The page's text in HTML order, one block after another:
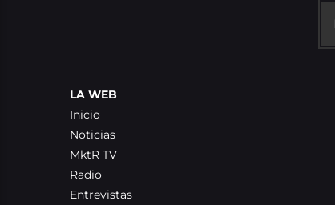
LA WEB
Inicio
Noticias
MktR TV
Radio
Entrevistas